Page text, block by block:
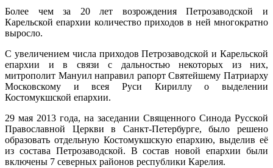
Более чем за 20 лет возрождения Петрозаводской и
Карельской епархии количество приходов в ней многократно
выросло.
С увеличением числа приходов Петрозаводской и Карельской
епархии и в связи с дальностью некоторых из них,
митрополит Мануил направил рапорт Святейшему Патриарху
Московскому и всея Руси Кириллу о выделении
Костомукшской епархии.
29 мая 2013 года, на заседании Священного Синода Русской
Православной Церкви в Санкт-Петербурге, было решено
образовать отдельную Костомукшскую епархию, выделив её
из состава Петрозаводской. В состав новой епархии были
включены 7 северных районов республики Карелия.